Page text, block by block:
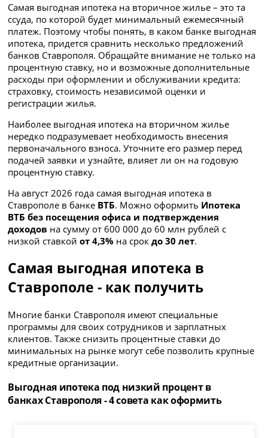
Самая выгодная ипотека на вторичное жилье – это та
ссуда, по которой будет минимальный ежемесячный
платеж. Поэтому чтобы понять, в каком банке выгодная
ипотека, придется сравнить несколько предложений
банков Ставрополя. Обращайте внимание не только на
процентную ставку, но и возможные дополнительные
расходы при оформлении и обслуживании кредита:
страховку, стоимость независимой оценки и
регистрации жилья.
Наиболее выгодная ипотека на вторичном жилье
нередко подразумевает необходимость внесения
первоначального взноса. Уточните его размер перед
подачей заявки и узнайте, влияет ли он на годовую
процентную ставку.
На август 2026 года самая выгодная ипотека в
Ставрополе в банке ВТБ. Можно оформить Ипотека
ВТБ без посещения офиса и подтверждения
доходов на сумму от 600 000 до 60 млн рублей с
низкой ставкойот 4,3% на срокдо 30 лет.
Самая выгодная ипотека в
Ставрополе - как получить
Многие банки Ставрополя имеют специальные
программы для своих сотрудников и зарплатных
клиентов. Также снизить процентные ставки до
минимальных на рынке могут себе позволить крупные
кредитные организации.
Выгодная ипотека под низкий процент в
банках Ставрополя - 4 совета как оформить